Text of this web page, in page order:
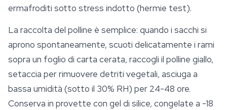
ermafroditi sotto stress indotto (hermie test).
La raccolta del polline è semplice: quando i sacchi si
aprono spontaneamente, scuoti delicatamente i rami
sopra un foglio di carta cerata, raccogli il polline giallo,
setaccia per rimuovere detriti vegetali, asciuga a
bassa umidità (sotto il 30% RH) per 24-48 ore.
Conserva in provette con gel di silice, congelate a -18